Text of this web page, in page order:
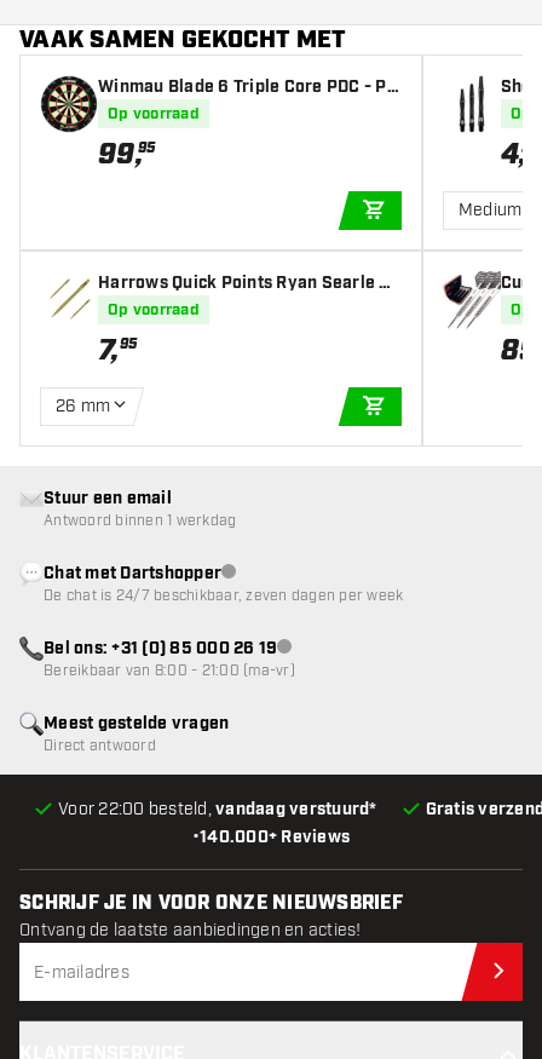
VAAK SAMEN GEKOCHT MET
Winmau Blade 6 Triple Core PDC - Pr
ofessioneel Dartbord
Op voorraad
99,95
IN WINKELWAGEN
Harrows Quick Points Ryan Searle He
avy Metal Grip Gold
Op voorraad
7,95
26 mm
Shot
Op
4,50
Medium
-
Op
85
•140.000+ Reviews
Voor 22:00 besteld,vandaag verstuurd* Gratis
Meest gestelde vragen
Direct antwoord
Stuur een email
Antwoord binnen 1 werkdag
Chat met Dartshopperklantenservice niet beschikbaar
De chat is 24/7 beschikbaar, zeven dagen per week
Bel ons: +31 (0) 85 000 26 19klantenservice niet beschikbaar
Bereikbaar van 8:00 - 21:00 (ma-vr)
SCHRIJF JE IN VOOR ONZE NIEUWSBRIEF
Ontvang de laatste aanbiedingen en acties!